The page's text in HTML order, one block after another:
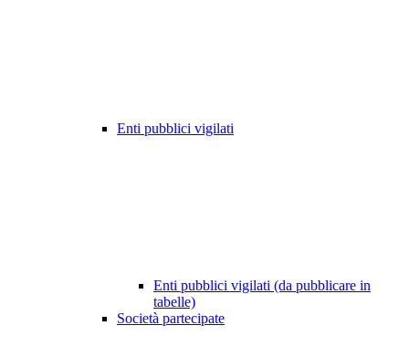
Enti pubblici vigilati
Enti pubblici vigilati (da pubblicare in
tabelle)
Società partecipate